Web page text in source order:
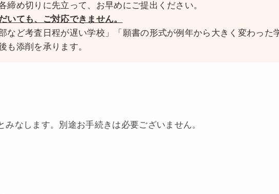
締め切りに先立って、お早めにご提出ください。
いても、ご対応できません。
など考査日程が遅い学校」「願書の形式が例年から大きく変わった
も添削を承ります。
なします。別途お手続きは必要ございません。